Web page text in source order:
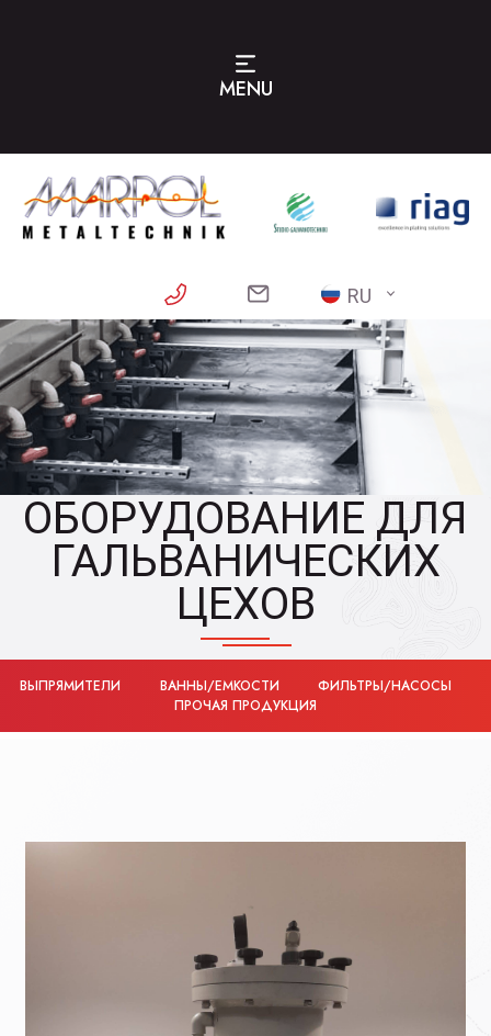
MENU
RU
ОБОРУДОВАНИЕ ДЛЯ
ГАЛЬВАНИЧЕСКИХ
ЦЕХОВ
ВЫПРЯМИТЕЛИ ВАННЫ/ЕМКОСТИ
ФИЛЬТРЫ/НАСОСЫ
ПРОЧАЯ ПРОДУКЦИЯ